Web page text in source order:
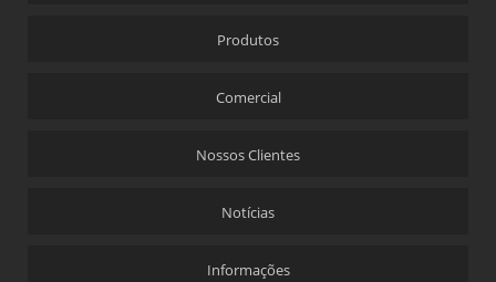
Produtos
Comercial
Nossos Clientes
Notícias
Informações